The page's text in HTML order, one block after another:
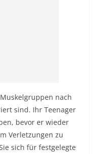
nach
sind. Ihr Teenager
bevor er wieder
Verletzungen zu
sich für festgelegte